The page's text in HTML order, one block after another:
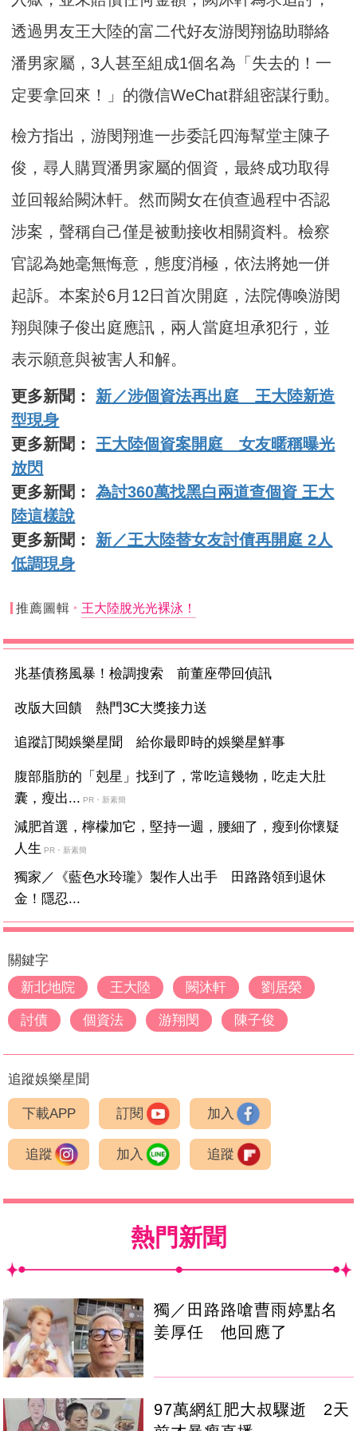
透過男友王大陸的富二代好友游閔翔協助聯絡
潘男家屬，3人甚至組成1個名為「失去的！一
定要拿回來！」的微信WeChat群組密謀行動。
檢方指出，游閔翔進一步委託四海幫堂主陳子
俊，尋人購買潘男家屬的個資，最終成功取得
並回報給闕沐軒。然而闕女在偵查過程中否認
涉案，聲稱自己僅是被動接收相關資料。檢察
官認為她毫無悔意，態度消極，依法將她一併
起訴。本案於6月12日首次開庭，法院傳喚游閔
翔與陳子俊出庭應訊，兩人當庭坦承犯行，並
表示願意與被害人和解。
更多新聞：新／涉個資法再出庭 王大陸新造
型現身
更多新聞：王大陸個資案開庭 女友暱稱曝光
放閃
更多新聞：為討360萬找黑白兩道查個資 王大
陸這樣說
更多新聞：新／王大陸替女友討債再開庭 2人
低調現身
推薦圖輯 王大陸脫光光裸泳！
兆基債務風暴！檢調搜索 前董座帶回偵訊
改版大回饋 熱門3C大獎接力送
追蹤訂閱娛樂星聞 給你最即時的娛樂星鮮事
腹部脂肪的「剋星」找到了，常吃這幾物，吃走大肚
囊，瘦出... PR・新素簡
減肥首選，檸檬加它，堅持一週，腰細了，瘦到你懷疑
人生 PR・新素簡
獨家／《藍色水玲瓏》製作人出手 田路路領到退休
金！隱忍...
關鍵字
新北地院
王大陸 闕沐軒 劉居榮
討債 個資法 游翔閔 陳子俊
追蹤娛樂星聞
下載APP 訂閱 加入
追蹤 加入 追蹤
熱門新聞
獨／田路路嗆曹雨婷點名
姜厚任 他回應了
97萬網紅肥大叔驟逝 2天